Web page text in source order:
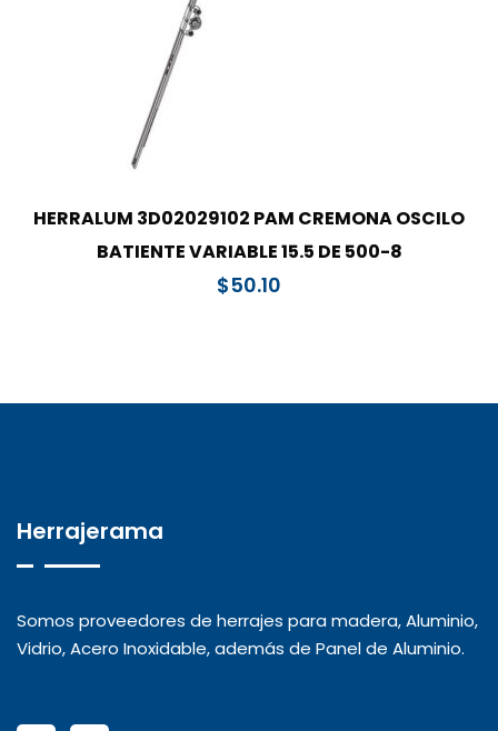
HERRALUM 3D02029102 PAM CREMONA OSCILO
BATIENTE VARIABLE 15.5 DE 500-8
$50.10
Herrajerama
Somos proveedores de herrajes para madera, Aluminio,
Vidrio, Acero Inoxidable, además de Panel de Aluminio.